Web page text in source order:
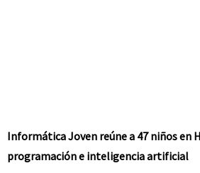
Informática Joven reúne a 47 niños en
programación e inteligencia artificial